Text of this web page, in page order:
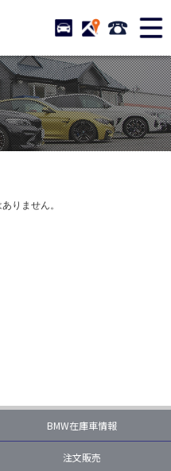
ループ BMW専門
STOCK ACCESS 047-
在庫リスト
店舗紹介
アクセスマップ
りません。
BMW在庫車情報
注文販売